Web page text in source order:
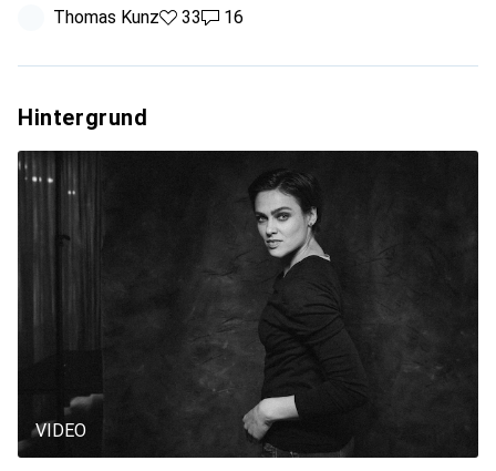
Thomas Kunz33 Likes
3316 Kommentare
16
Hintergrund
VIDEO